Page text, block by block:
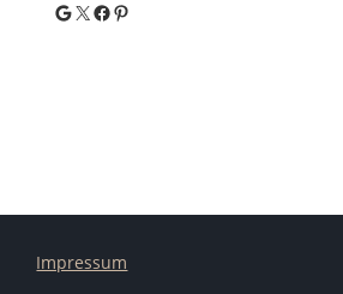
Google
X Facebook
Pinterest
Impressum